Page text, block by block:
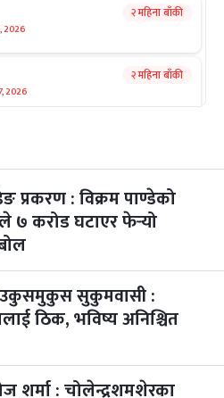
2026
२ महिना बाँकी
2026
२ महिना बाँकी
2026
२ महिना बाँकी
२ महिना बाँकी
३ महिना बाँकी
प्रकरण : विक्रम पाण्डेको
७ करोड घटाएर फेर्‍यो
उकुसमुकुस सुकुमवासी :
ठिक, भविष्य अनिश्चित
शर्मा : चोलेन्द्रशमशेरका